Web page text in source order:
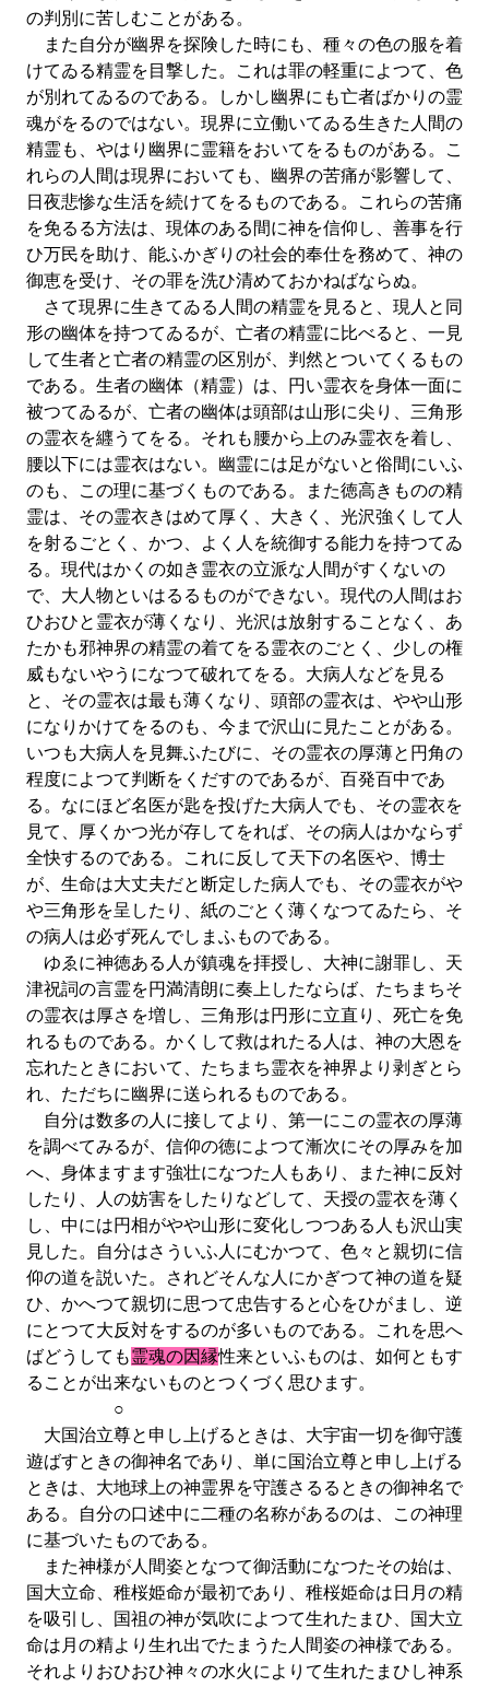
の判別に苦しむことがある。
また自分が幽界を探険した時にも、種々の色の服を着
けてゐる精霊を目撃した。これは罪の軽重によつて、色
が別れてゐるのである。しかし幽界にも亡者ばかりの霊
魂がをるのではない。現界に立働いてゐる生きた人間の
精霊も、やはり幽界に霊籍をおいてをるものがある。こ
れらの人間は現界においても、幽界の苦痛が影響して、
日夜悲惨な生活を続けてをるものである。これらの苦痛
を免るる方法は、現体のある間に神を信仰し、善事を行
ひ万民を助け、能ふかぎりの社会的奉仕を務めて、神の
御恵を受け、その罪を洗ひ清めておかねばならぬ。
さて現界に生きてゐる人間の精霊を見ると、現人と同
形の幽体を持つてゐるが、亡者の精霊に比べると、一見
して生者と亡者の精霊の区別が、判然とついてくるもの
である。生者の幽体（精霊）は、円い霊衣を身体一面に
被つてゐるが、亡者の幽体は頭部は山形に尖り、三角形
の霊衣を纒うてをる。それも腰から上のみ霊衣を着し、
腰以下には霊衣はない。幽霊には足がないと俗間にいふ
のも、この理に基づくものである。また徳高きものの精
霊は、その霊衣きはめて厚く、大きく、光沢強くして人
を射るごとく、かつ、よく人を統御する能力を持つてゐ
る。現代はかくの如き霊衣の立派な人間がすくないの
で、大人物といはるるものができない。現代の人間はお
ひおひと霊衣が薄くなり、光沢は放射することなく、あ
たかも邪神界の精霊の着てをる霊衣のごとく、少しの権
威もないやうになつて破れてをる。大病人などを見る
と、その霊衣は最も薄くなり、頭部の霊衣は、やや山形
になりかけてをるのも、今まで沢山に見たことがある。
いつも大病人を見舞ふたびに、その霊衣の厚薄と円角の
程度によつて判断をくだすのであるが、百発百中であ
る。なにほど名医が匙を投げた大病人でも、その霊衣を
見て、厚くかつ光が存してをれば、その病人はかならず
全快するのである。これに反して天下の名医や、博士
が、生命は大丈夫だと断定した病人でも、その霊衣がや
や三角形を呈したり、紙のごとく薄くなつてゐたら、そ
の病人は必ず死んでしまふものである。
ゆゑに神徳ある人が鎮魂を拝授し、大神に謝罪し、天
津祝詞の言霊を円満清朗に奏上したならば、たちまちそ
の霊衣は厚さを増し、三角形は円形に立直り、死亡を免
れるものである。かくして救はれたる人は、神の大恩を
忘れたときにおいて、たちまち霊衣を神界より剥ぎとら
れ、ただちに幽界に送られるものである。
自分は数多の人に接してより、第一にこの霊衣の厚薄
を調べてみるが、信仰の徳によつて漸次にその厚みを加
へ、身体ますます強壮になつた人もあり、また神に反対
したり、人の妨害をしたりなどして、天授の霊衣を薄く
し、中には円相がやや山形に変化しつつある人も沢山実
見した。自分はさういふ人にむかつて、色々と親切に信
仰の道を説いた。されどそんな人にかぎつて神の道を疑
ひ、かへつて親切に思つて忠告すると心をひがまし、逆
にとつて大反対をするのが多いものである。これを思へ
ばどうしても霊魂の因縁性来といふものは、如何ともす
ることが出来ないものとつくづく思ひます。
○
大国治立尊と申し上げるときは、大宇宙一切を御守護
遊ばすときの御神名であり、単に国治立尊と申し上げる
ときは、大地球上の神霊界を守護さるるときの御神名で
ある。自分の口述中に二種の名称があるのは、この神理
に基づいたものである。
また神様が人間姿となつて御活動になつたその始は、
国大立命、稚桜姫命が最初であり、稚桜姫命は日月の精
を吸引し、国祖の神が気吹によつて生れたまひ、国大立
命は月の精より生れ出でたまうた人間姿の神様である。
それよりおひおひ神々の水火によりて生れたまひし神系